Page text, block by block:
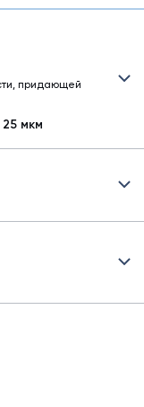
придающей
25 мкм